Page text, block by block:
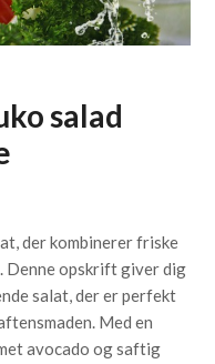
salad
der kombinerer friske
Denne opskrift giver dig
salat, der er perfekt
Med en
avocado og saftig